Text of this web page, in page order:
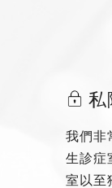
私
我們非
生診症
室以至